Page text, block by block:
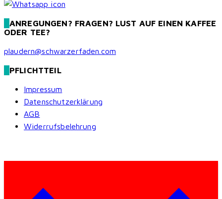
ANREGUNGEN? FRAGEN? LUST AUF EINEN KAFFEE
ODER TEE?
plaudern@schwarzerfaden.com
PFLICHTTEIL
Impressum
Datenschutzerklärung
AGB
Widerrufsbelehrung